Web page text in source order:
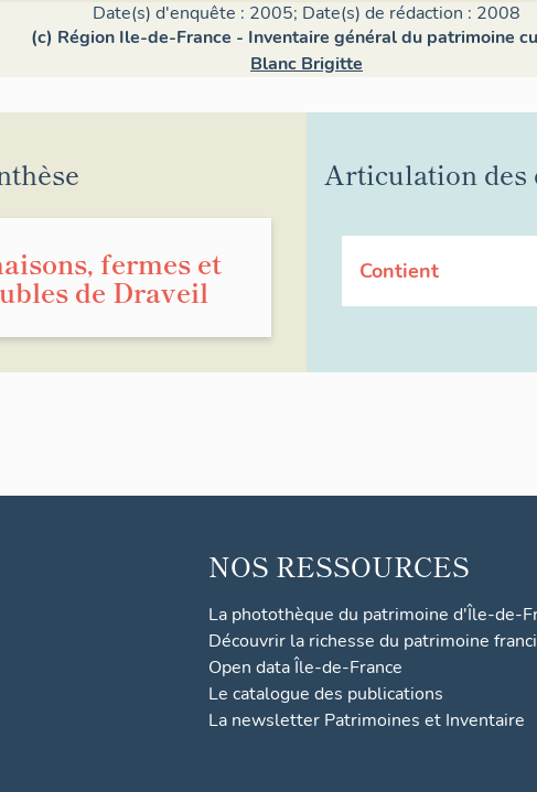
Date(s) d'enquête : 2005; Date(s) de rédaction : 2008
(c) Région Ile-de-France - Inventaire général du patrimoine
Blanc Brigitte
fermes et
de Draveil
Articulation des
Contient
NOS RESSOURCES
La photothèque du patrimoine d'Île-de-
Découvrir la richesse du patrimoine
Open data Île-de-France
Le catalogue des publications
La newsletter Patrimoines et Inventaire